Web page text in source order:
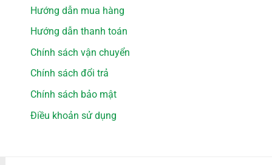
Hướng dẫn mua hàng
Hướng dẫn thanh toán
Chính sách vận chuyển
Chính sách đổi trả
Chính sách bảo mật
Điều khoản sử dụng